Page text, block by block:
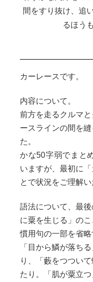
間 をすり抜け、追
るほう
カーレースです。
内容について。
前方を走るクルマ
ースラインの間を
た。
かな50字弱でまと
いますが、最初に
とで状況をご理解い
語法について、最
に粟を生じる」のこ
慣用句の一部を省略
「目から鱗が落ち
り、「藪をつつい
たり。「肌が粟立